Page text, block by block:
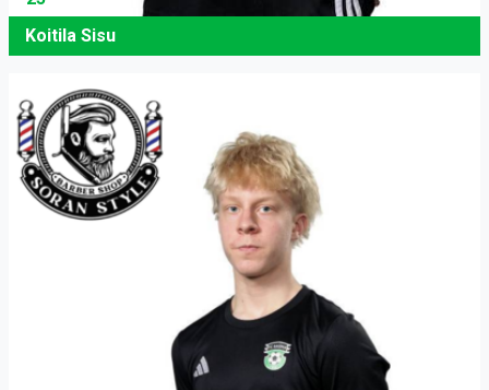
Koitila Sisu